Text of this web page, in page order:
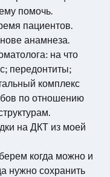
помочь.
пациентов.
анамнеза.
на что
передонтиты;
комплекс
по отношению
на ДКТ из моей
когда можно и
нужно сохранить